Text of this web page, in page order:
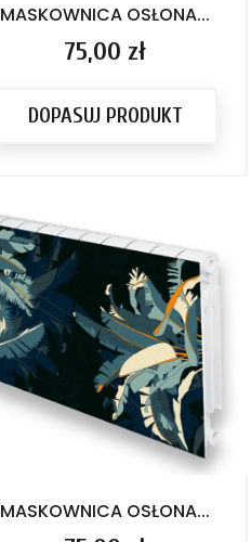
MASKOWNICA OSŁONA...
Cena
75,00 zł
DOPASUJ PRODUKT
MASKOWNICA OSŁONA...